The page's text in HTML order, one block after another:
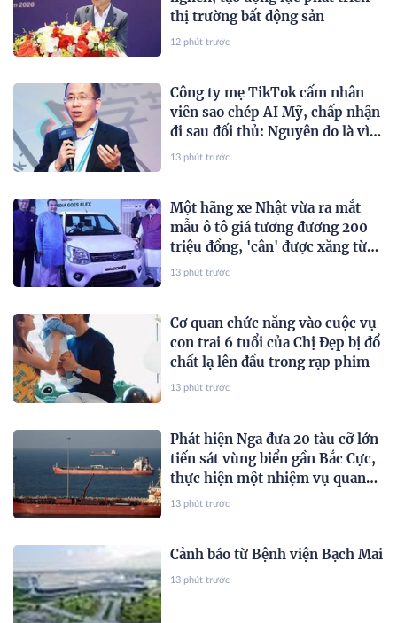
thị trường bất động sản
12 phút trước
Công ty mẹ TikTok cấm nhân
viên sao chép AI Mỹ, chấp nhận
đi sau đối thủ: Nguyên do là vì
ứng dụng này
13 phút trước
Một hãng xe Nhật vừa ra mắt
mẫu ô tô giá tương đương 200
triệu đồng, 'cân' được xăng từ
E20 đến E100
13 phút trước
Cơ quan chức năng vào cuộc vụ
con trai 6 tuổi của Chị Đẹp bị đổ
chất lạ lên đầu trong rạp phim
13 phút trước
Phát hiện Nga đưa 20 tàu cỡ lớn
tiến sát vùng biển gần Bắc Cực,
thực hiện một nhiệm vụ quan
trọng
13 phút trước
Cảnh báo từ Bệnh viện Bạch Mai
13 phút trước